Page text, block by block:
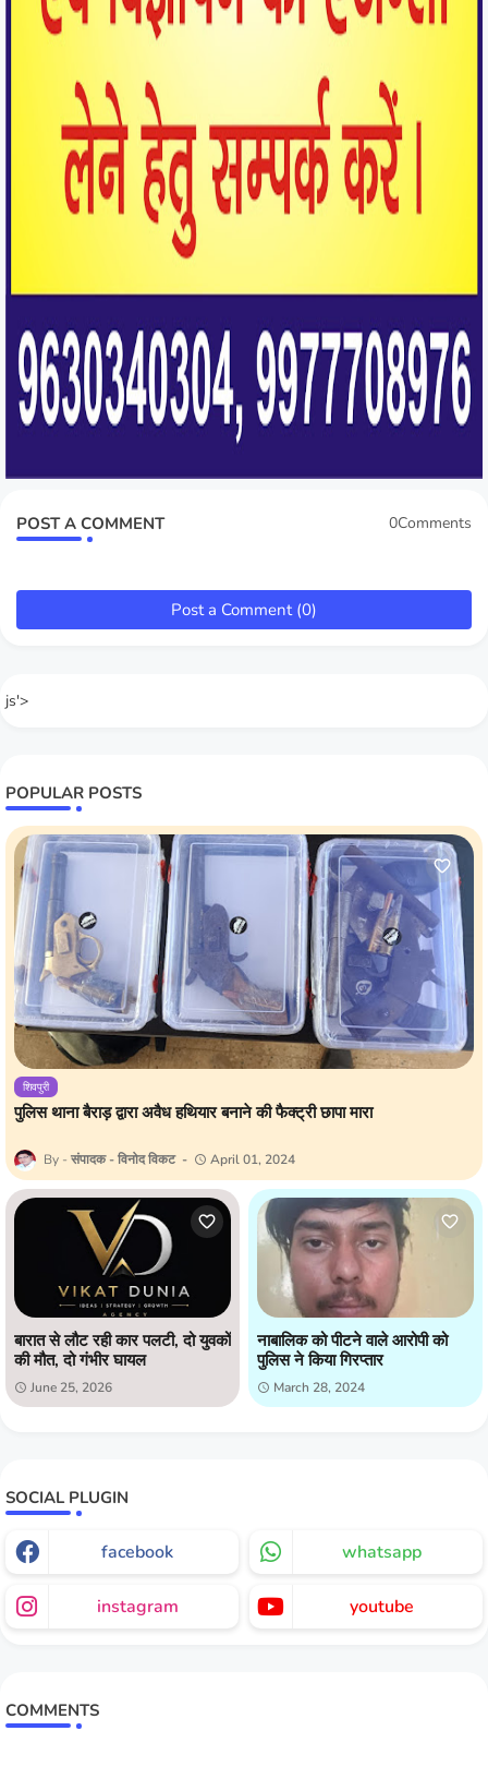
POST A COMMENT 0Comments
Post a Comment (0)
js'>
POPULAR POSTS
शिवपुरी
पुलिस थाना बैराड़ द्वारा अवैध हथियार बनाने की फैक्ट्री छापा मारा
संपादक - विनोद विकट April 01, 2024
बारात से लौट रही कार पलटी, दो युवकों
की मौत, दो गंभीर घायल
June 25, 2026
नाबालिक को पीटने वाले आरोपी को
पुलिस ने किया गिरप्तार
March 28, 2024
SOCIAL PLUGIN
facebook whatsapp
instagram youtube
COMMENTS